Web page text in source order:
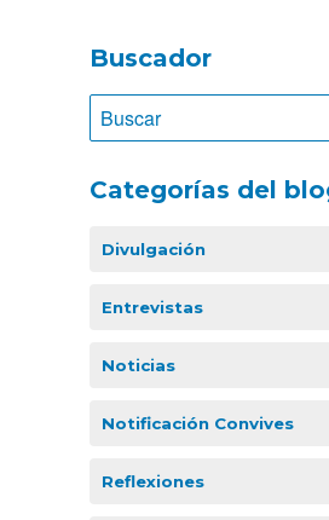
Buscador
Categorías del
Divulgación
Entrevistas
Noticias
Notificación Convives
Reflexiones